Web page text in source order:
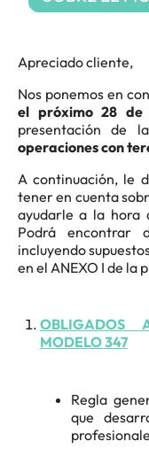
Apreciado cliente,
Nos ponemos en
el próximo 28 de
presentación de
operaciones con
A continuación, le
tener en cuenta
ayudarle a la hora
Podrá encontrar
incluyendo
en el ANEXO I de la
OBLIGADOS
MODELO 347
Regla
que